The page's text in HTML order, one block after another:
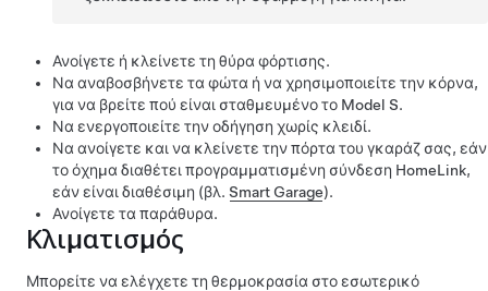
Ανοίγετε ή κλείνετε τη θύρα φόρτισης.
Να αναβοσβήνετε τα φώτα ή να χρησιμοποιείτε την κόρνα,
για να βρείτε πού είναι σταθμευμένο το Model S.
Να ενεργοποιείτε την οδήγηση χωρίς κλειδί.
Να ανοίγετε και να κλείνετε την πόρτα του γκαράζ σας, εάν
το όχημα διαθέτει προγραμματισμένη σύνδεση HomeLink,
εάν είναι διαθέσιμη (βλ. Smart Garage).
Ανοίγετε τα παράθυρα.
Κλιματισμός
Μπορείτε να ελέγχετε τη θερμοκρασία στο εσωτερικό